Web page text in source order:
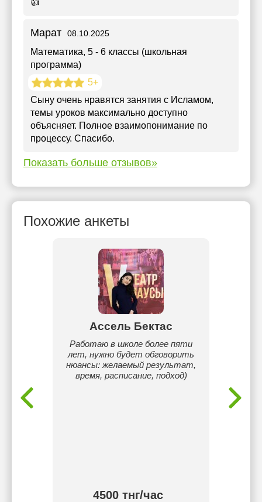
👍
Марат 08.10.2025
Математика, 5 - 6 классы (школьная
программа)
5+
Сыну очень нравятся занятия с Исламом,
темы уроков максимально доступно
объясняет. Полное взаимопонимание по
процессу. Спасибо.
Показать больше отзывов»
Похожие анкеты
web-
Ассель Бектас
Работаю в школе более пяти
лет, нужно будет обговорить
нюансы: желаемый результат,
время, расписание, подход)
4500 тнг/час